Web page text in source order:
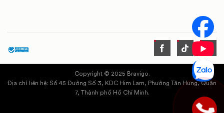
Copyright © 2025 Bravigo.
Địa chỉ liên hệ: Số 45 Đường Số 3, KDC Him Lam, Phường Tân Hưng, Quận
7, Thành phố Hồ Chí Minh.